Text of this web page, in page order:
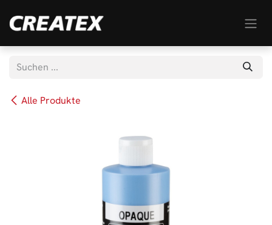
Alle Produkte